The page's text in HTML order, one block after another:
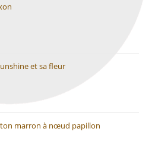
et sa fleur
marron à nœud papillon